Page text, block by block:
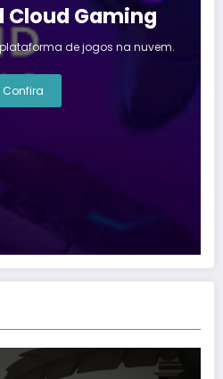
Gaming
de jogos na nuvem.
Confira